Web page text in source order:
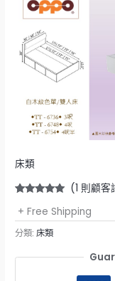
床類
5，已有位
顧客進行評
分
(1 則顧客
+ Free Shipping
分類:床類